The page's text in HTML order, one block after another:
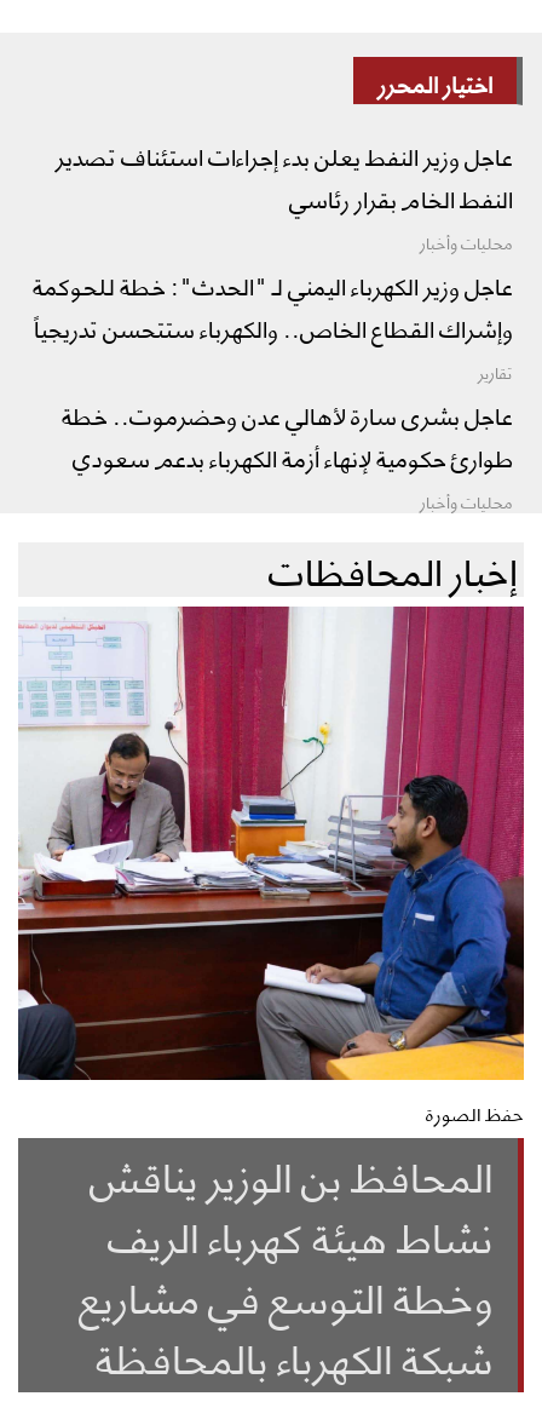
اختيار المحرر
عاجل وزير النفط يعلن بدء إجراءات استئناف تصدير
النفط الخام بقرار رئاسي
محليات وأخبار
عاجل وزير الكهرباء اليمني لـ "الحدث": خطة للحوكمة
وإشراك القطاع الخاص.. والكهرباء ستتحسن تدريجياً
تقارير
عاجل بشرى سارة لأهالي عدن وحضرموت.. خطة
طوارئ حكومية لإنهاء أزمة الكهرباء بدعم سعودي
محليات وأخبار
إخبار المحافظات
حفظ الصورة
المحافظ بن الوزير يناقش
نشاط هيئة كهرباء الريف
وخطة التوسع في مشاريع
شبكة الكهرباء بالمحافظة